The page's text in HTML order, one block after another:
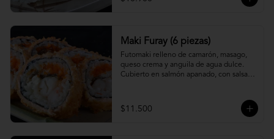
Maki Furay (6 piezas)
Futomaki relleno de camarón, masago,
queso crema y anguila de agua dulce.
Cubierto en salmón apanado, con salsa
$11.500